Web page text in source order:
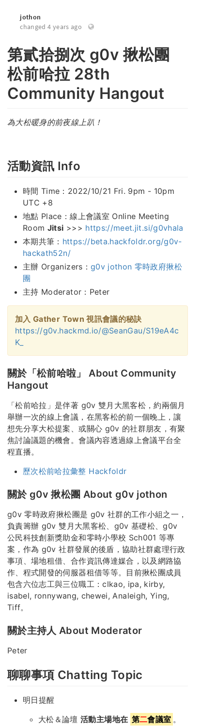
jothon
changed 4 years ago
第貳拾捌次 g0v 揪松團
松前哈拉 28th
Community Hangout
為大松暖身的前夜線上趴！
活動資訊 Info
時間 Time：2022/10/21 Fri. 9pm - 10pm
UTC +8
地點 Place：線上會議室 Online Meeting
Room Jitsi >>> https://meet.jit.si/g0vhala
本期共筆： https://beta.hackfoldr.org/g0v-
hackath52n/
主辦 Organizers： g0v jothon 零時政府揪松
團
主持 Moderator：Peter
加入 Gather Town 視訊會議的秘訣
https://g0v.hackmd.io/@SeanGau/S19eA4c
K_
關於「松前哈啦」 About Community
Hangout
「松前哈拉」是伴著 g0v 雙月大黑客松，約兩個月
舉辦一次的線上會議，在黑客松的前一個晚上，讓
想先分享大松提案、或關心 g0v 的社群朋友，有聚
焦討論議題的機會。會議內容透過線上會議平台全
程直播。
歷次松前哈拉彙整 Hackfoldr
關於 g0v 揪松團 About g0v jothon
g0v 零時政府揪松團是 g0v 社群的工作小組之一，
負責籌辦 g0v 雙月大黑客松、g0v 基礎松、g0v
公民科技創新獎助金和零時小學校 Sch001 等專
案，作為 g0v 社群發展的後盾，協助社群處理行政
事項、場地租借、合作資訊傳達媒合，以及網路協
作、程式開發的伺服器租借等等。目前揪松團成員
包含六位志工與三位職工：clkao, ipa, kirby,
isabel, ronnywang, chewei, Analeigh, Ying,
Tiff。
關於主持人 About Moderator
Peter
聊聊事項 Chatting Topic
明日提醒
大松＆論壇活動主場地在 第二會議室 。